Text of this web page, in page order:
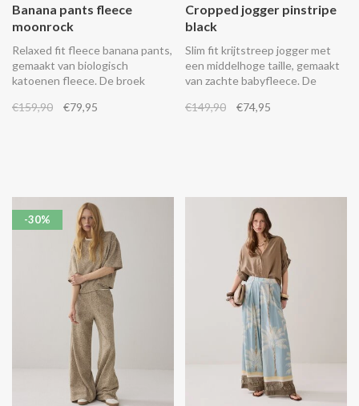
Banana pants fleece
moonrock
Relaxed fit fleece banana pants,
gemaakt van biologisch
katoenen fleece. De broek
met een ceintuur met dubbele
€159,90 €79,95
Cropped jogger pinstripe
black
Slim fit krijtstreep jogger met
een middelhoge taille, gemaakt
van zachte babyfleece. De
tailleband met trekkoord,
€149,90 €74,95
-30%